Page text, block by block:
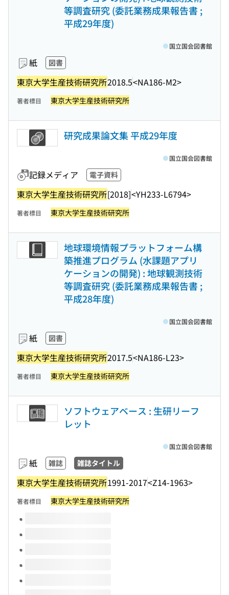
等調査研究 (委託業務成果報告書 ;
平成29年度)
紙 図書
東京大学生産技術研究所2018.5<NA186-M2>
国立国会図書館
著者標目 東京大学生産技術研究所
研究成果論文集 平成29年度
記録メディア 電子資料
東京大学生産技術研究所[2018]<YH233-L6794>
国立国会図書館
著者標目 東京大学生産技術研究所
地球環境情報プラットフォーム構
築推進プログラム (水課題アプリ
ケーションの開発) : 地球観測技術
等調査研究 (委託業務成果報告書 ;
平成28年度)
紙 図書
東京大学生産技術研究所2017.5<NA186-L23>
国立国会図書館
著者標目 東京大学生産技術研究所
ソフトウェアベース : 生研リーフ
レット
紙 雑誌 雑誌タイトル
東京大学生産技術研究所1991-2017<Z14-1963>
国立国会図書館
著者標目 東京大学生産技術研究所
このタイトルの巻号